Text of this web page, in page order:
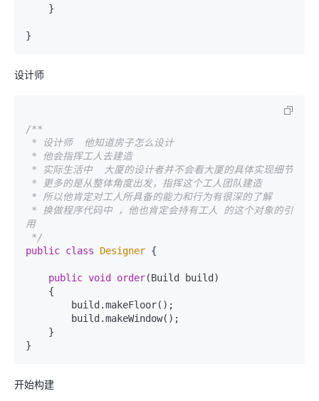
设计师
/**
用
*/
public class Designer {
public void order(Build build)
开始构建